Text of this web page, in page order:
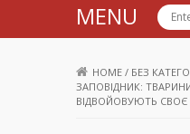
MENU
HOME / БЕЗ
ЗАПОВІДНИК:
ВІДВОЙОВУЮТЬ СВОЄ